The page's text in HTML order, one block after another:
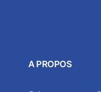
A PROPOS